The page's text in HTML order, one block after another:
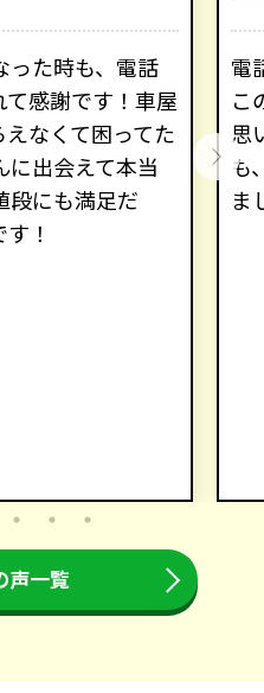
った時も、電話
感謝です！車屋
なくて困ってた
に出会えて本当
段にも満足だ
！
電
こ
思
も
ま
声一覧